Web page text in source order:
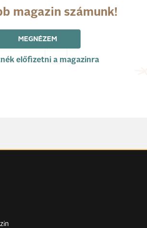
magazin számunk!
MEGNÉZEM
előfizetni a magazinra